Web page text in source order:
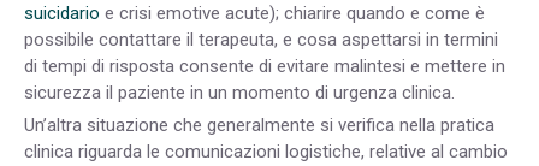
suicidario e crisi emotive acute); chiarire quando e come è
possibile contattare il terapeuta, e cosa aspettarsi in termini
di tempi di risposta consente di evitare malintesi e mettere in
sicurezza il paziente in un momento di urgenza clinica.
Un’altra situazione che generalmente si verifica nella pratica
clinica riguarda le comunicazioni logistiche, relative al cambio